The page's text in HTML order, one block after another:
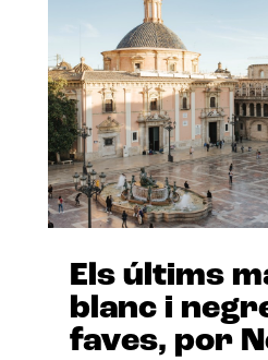
Els últims
blanc i
faves, por